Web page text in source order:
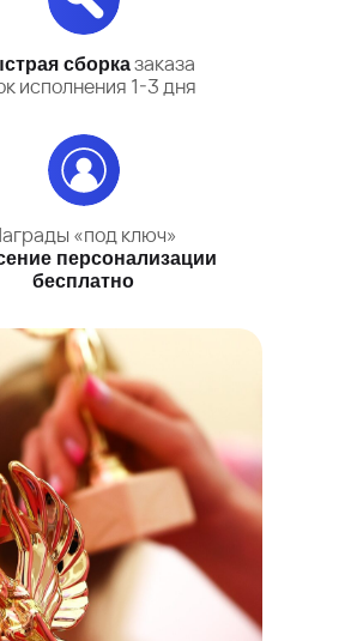
«под ключ»
персонализации
бесплатно
сборказаказа
исполнения 1-3 дня